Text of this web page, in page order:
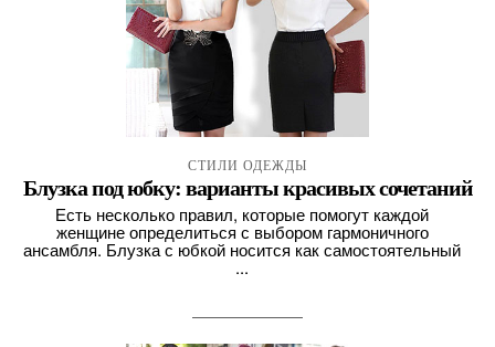
СТИЛИ ОДЕЖДЫ
Блузка под юбку: варианты красивых сочетаний
Есть несколько правил, которые помогут каждой
женщине определиться с выбором гармоничного
ансамбля. Блузка с юбкой носится как самостоятельный
...